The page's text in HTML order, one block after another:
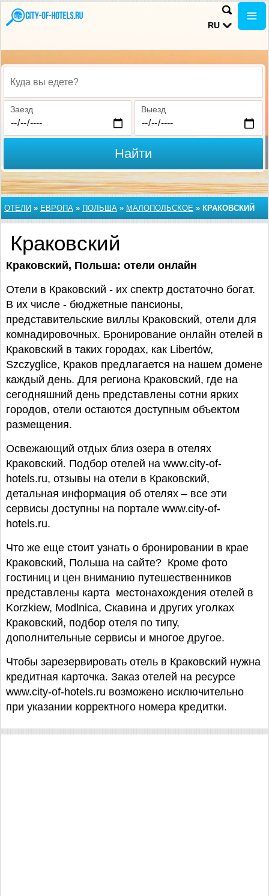
RU
Куда вы едете?
Заезд Выезд
Найти
ОТЕЛИ » ЕВРОПА » ПОЛЬША » МАЛОПОЛЬСКОЕ » КРАКОВСКИЙ
Краковский
Краковский, Польша: отели онлайн
Отели в Краковский - их спектр достаточно богат.
В их числе - бюджетные пансионы,
представительские виллы Краковский, отели для
комнадировочных. Бронирование онлайн отелей в
Краковский в таких городах, как Libertów,
Szczyglice, Краков предлагается на нашем домене
каждый день. Для региона Краковский, где на
сегодняшний день представлены сотни ярких
городов, отели остаются доступным объектом
размещения.
Освежающий отдых близ озера в отелях
Краковский. Подбор отелей на www.city-of-
hotels.ru, отзывы на отели в Краковский,
детальная информация об отелях – все эти
сервисы доступны на портале www.city-of-
hotels.ru.
Что же еще стоит узнать о бронировании в крае
Краковский, Польша на сайте? Кроме фото
гостиниц и цен вниманию путешественников
представлены карта местонахождения отелей в
Korzkiew, Modlnica, Скавина и других уголках
Краковский, подбор отеля по типу,
дополнительные сервисы и многое другое.
Чтобы зарезервировать отель в Краковский нужна
кредитная карточка. Заказ отелей на ресурсе
www.city-of-hotels.ru возможено исключительно
при указании корректного номера кредитки.